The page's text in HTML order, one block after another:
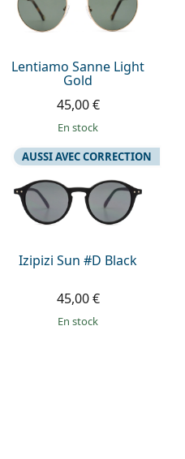
Lentiamo Sanne Light
Gold
45,00 €
en stock
Izipizi Sun #D Black
AUSSI AVEC CORRECTION
45,00 €
en stock